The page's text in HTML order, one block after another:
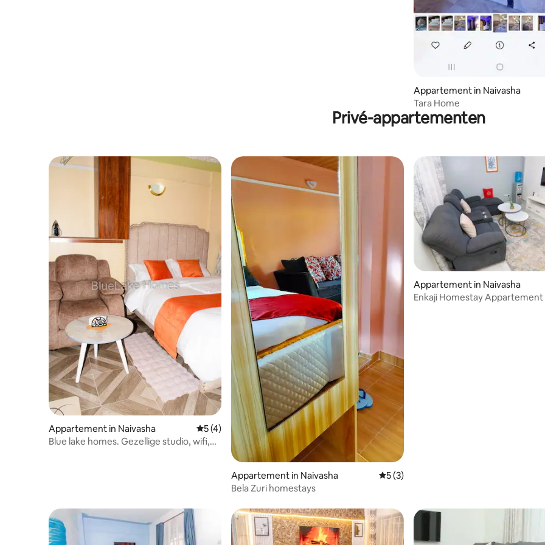
Appartement in Naivasha
Tara Home
Privé-appartementen
Appartement in Naivasha Gemiddelde beoordeling van 5 uit 5, 4 recensies
5 (4)
Blue lake homes. Gezellige studio, wifi,
Appartement in Naivasha
Gemiddelde beoordeling van 5 uit 5, 3
5 (3)
Bela Zuri homestays
Appartement in Naivasha
Enkaji Homestay Appartement